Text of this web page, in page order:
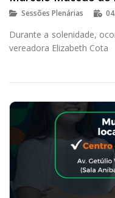
Sessões Plenárias
Durante a solenidade,
vereadora Elizabeth Cota